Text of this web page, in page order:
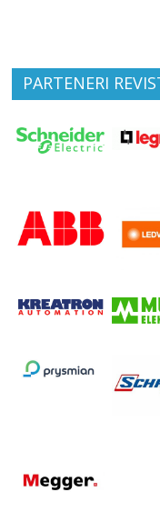
PARTENERI